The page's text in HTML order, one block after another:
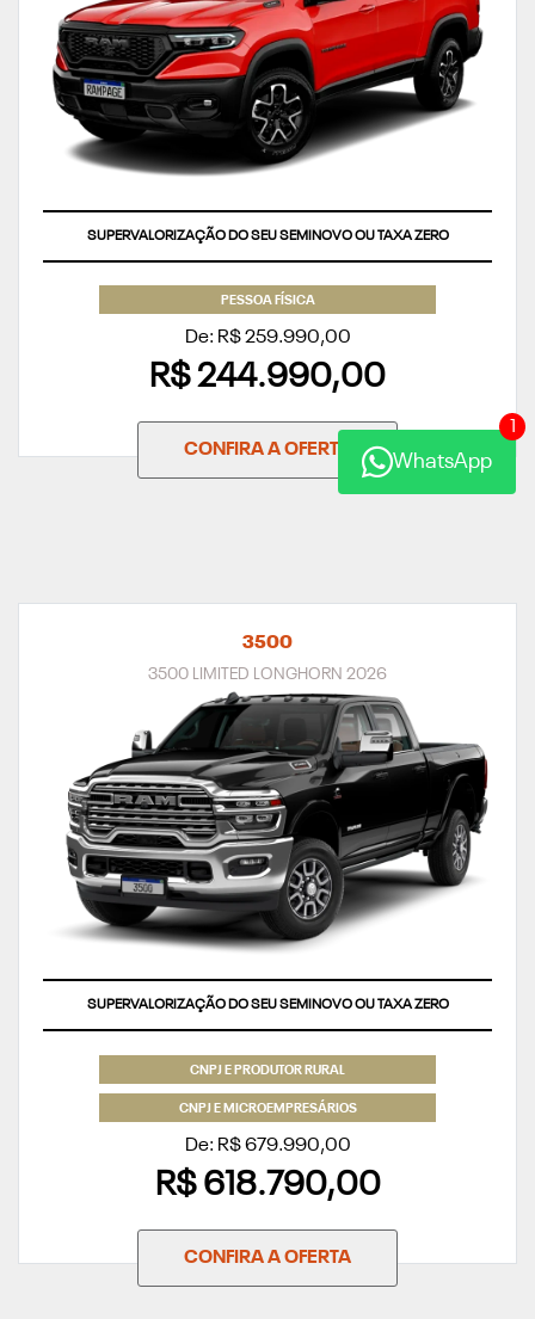
SUPERVALORIZAÇÃO DO SEU SEMINOVO OU TAXA ZERO
PESSOA FÍSICA
De: R$ 259.990,00
R$ 244.990,00
CONFIRA A OFERTA
3500
3500 LIMITED LONGHORN 2026
SUPERVALORIZAÇÃO DO SEU SEMINOVO OU TAXA ZERO
CNPJ E PRODUTOR RURAL
CNPJ E MICROEMPRESÁRIOS
De: R$ 679.990,00
R$ 618.790,00
CONFIRA A OFERTA
WhatsApp